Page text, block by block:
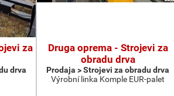
za
drva
Druga oprema - Strojevi za
obradu drva
Prodaja > Strojevi za obradu drva
Výrobní linka Komple EUR-palet